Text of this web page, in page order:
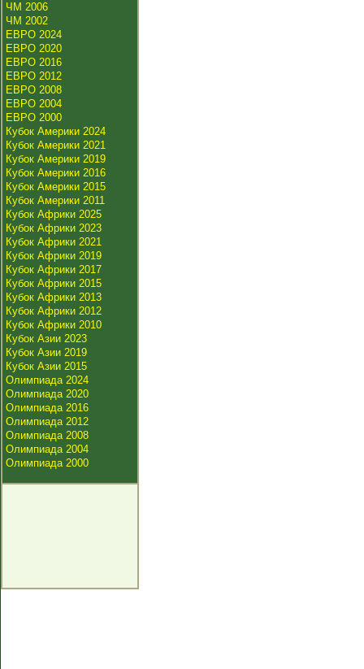
ЧМ 2006
ЧМ 2002
ЕВРО 2024
ЕВРО 2020
ЕВРО 2016
ЕВРО 2012
ЕВРО 2008
ЕВРО 2004
ЕВРО 2000
Кубок Америки 2024
Кубок Америки 2021
Кубок Америки 2019
Кубок Америки 2016
Кубок Америки 2015
Кубок Америки 2011
Кубок Африки 2025
Кубок Африки 2023
Кубок Африки 2021
Кубок Африки 2019
Кубок Африки 2017
Кубок Африки 2015
Кубок Африки 2013
Кубок Африки 2012
Кубок Африки 2010
Кубок Азии 2023
Кубок Азии 2019
Кубок Азии 2015
Олимпиада 2024
Олимпиада 2020
Олимпиада 2016
Олимпиада 2012
Олимпиада 2008
Олимпиада 2004
Олимпиада 2000